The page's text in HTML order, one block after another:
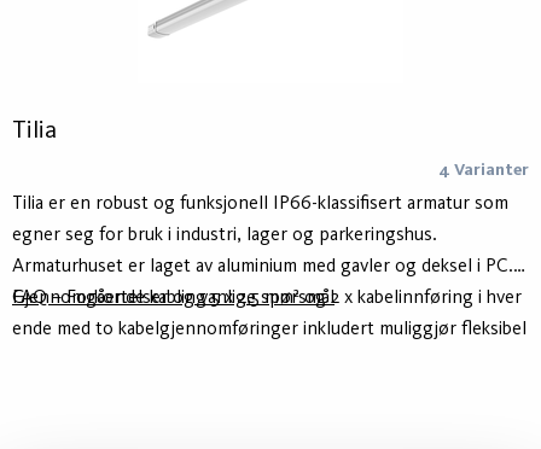
Tilia
4 Varianter
Tilia er en robust og funksjonell IP66-klassifisert armatur som
egner seg for bruk i industri, lager og parkeringshus.
Armaturhuset er laget av aluminium med gavler og deksel i PC.
Gjennomgående kabling 5 x 2,5 mm² og 2 x kabelinnføring i hver
ende med to kabelgjennomføringer inkludert muliggjør fleksibel
FAQ – Forkortelser og vanlige spørsmål